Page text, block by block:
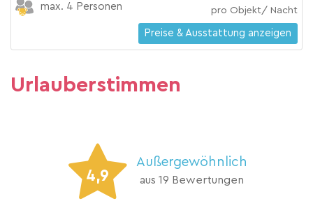
max. 4 Personen pro Objekt/ Nacht
Preise & Ausstattung anzeigen
Urlauberstimmen
4,9
Außergewöhnlich
aus 19 Bewertungen